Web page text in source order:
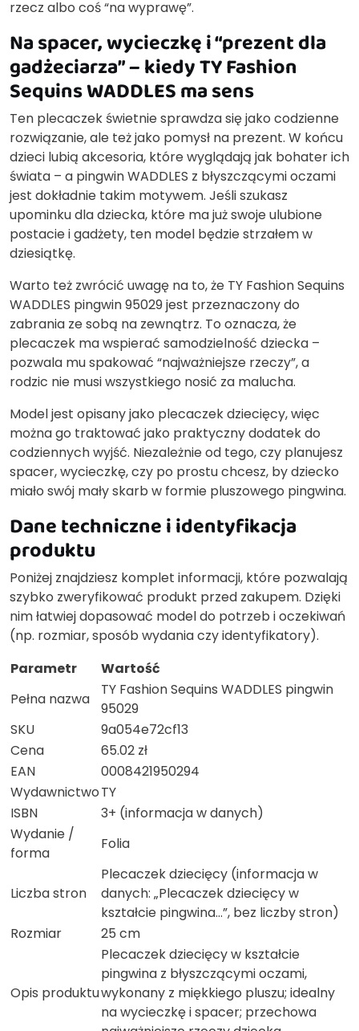
rzecz albo coś “na wyprawę”.
Na spacer, wycieczkę i “prezent dla
gadżeciarza” – kiedy TY Fashion
Sequins WADDLES ma sens
Ten plecaczek świetnie sprawdza się jako codzienne
rozwiązanie, ale też jako pomysł na prezent. W końcu
dzieci lubią akcesoria, które wyglądają jak bohater ich
świata – a pingwin WADDLES z błyszczącymi oczami
jest dokładnie takim motywem. Jeśli szukasz
upominku dla dziecka, które ma już swoje ulubione
postacie i gadżety, ten model będzie strzałem w
dziesiątkę.
Warto też zwrócić uwagę na to, że TY Fashion Sequins
WADDLES pingwin 95029 jest przeznaczony do
zabrania ze sobą na zewnątrz. To oznacza, że
plecaczek ma wspierać samodzielność dziecka –
pozwala mu spakować “najważniejsze rzeczy”, a
rodzic nie musi wszystkiego nosić za malucha.
Model jest opisany jako plecaczek dziecięcy, więc
można go traktować jako praktyczny dodatek do
codziennych wyjść. Niezależnie od tego, czy planujesz
spacer, wycieczkę, czy po prostu chcesz, by dziecko
miało swój mały skarb w formie pluszowego pingwina.
Dane techniczne i identyfikacja
produktu
Poniżej znajdziesz komplet informacji, które pozwalają
szybko zweryfikować produkt przed zakupem. Dzięki
nim łatwiej dopasować model do potrzeb i oczekiwań
(np. rozmiar, sposób wydania czy identyfikatory).
Parametr
Wartość
Pełna nazwa
TY Fashion Sequins WADDLES pingwin
95029
SKU
9a054e72cf13
Cena
65.02 zł
EAN
0008421950294
WydawnictwoTY
ISBN
3+ (informacja w danych)
Wydanie /
forma
Folia
Liczba stron
Plecaczek dziecięcy (informacja w
danych: „Plecaczek dziecięcy w
kształcie pingwina…”, bez liczby stron)
Rozmiar
25 cm
Opis produktu
Plecaczek dziecięcy w kształcie
pingwina z błyszczącymi oczami,
wykonany z miękkiego pluszu; idealny
na wycieczkę i spacer; przechowa